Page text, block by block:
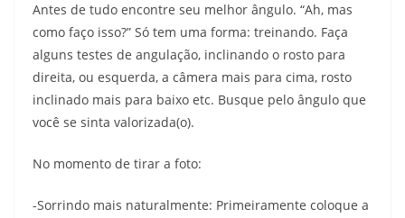
Antes de tudo encontre seu melhor ângulo. “Ah, mas
como faço isso?” Só tem uma forma: treinando. Faça
alguns testes de angulação, inclinando o rosto para
direita, ou esquerda, a câmera mais para cima, rosto
inclinado mais para baixo etc. Busque pelo ângulo que
você se sinta valorizada(o).
No momento de tirar a foto:
-Sorrindo mais naturalmente: Primeiramente coloque a